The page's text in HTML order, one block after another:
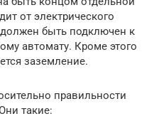
от электрического
быть подключен к
автомату. Кроме этого
заземление.
правильности
такие: